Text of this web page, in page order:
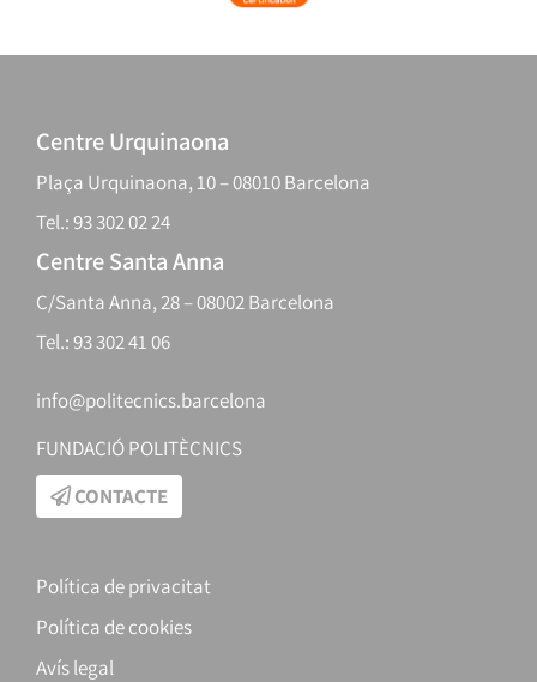
Centre Urquinaona
Plaça Urquinaona, 10 – 08010 Barcelona
Tel.: 93 302 02 24
Centre Santa Anna
C/Santa Anna, 28 – 08002 Barcelona
Tel.: 93 302 41 06
info@politecnics.barcelona
FUNDACIÓ POLITÈCNICS
CONTACTE
Política de privacitat
Política de cookies
Avís legal